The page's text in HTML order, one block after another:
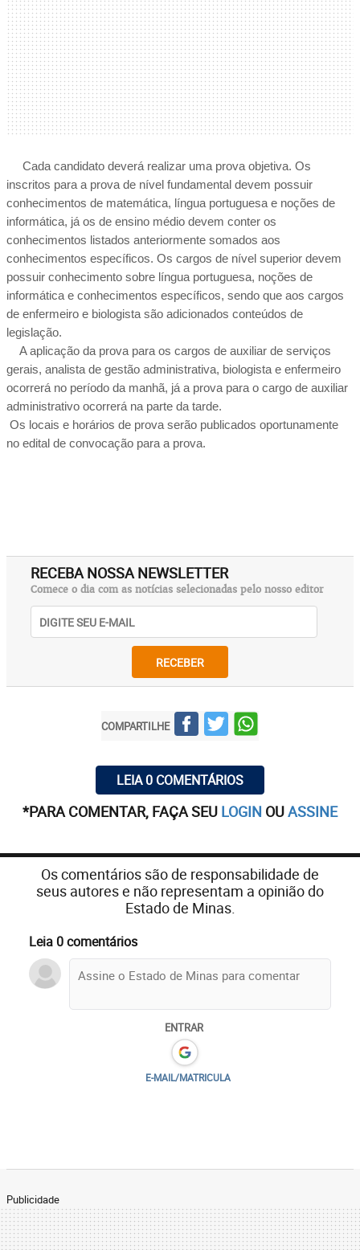
Cada candidato deverá realizar uma prova objetiva. Os
inscritos para a prova de nível fundamental devem possuir
conhecimentos de matemática, língua portuguesa e noções de
informática, já os de ensino médio devem conter os
conhecimentos listados anteriormente somados aos
conhecimentos específicos. Os cargos de nível superior devem
possuir conhecimento sobre língua portuguesa, noções de
informática e conhecimentos específicos, sendo que aos cargos
de enfermeiro e biologista são adicionados conteúdos de
legislação.
A aplicação da prova para os cargos de auxiliar de serviços
gerais, analista de gestão administrativa, biologista e enfermeiro
ocorrerá no período da manhã, já a prova para o cargo de auxiliar
administrativo ocorrerá na parte da tarde.
Os locais e horários de prova serão publicados oportunamente
no edital de convocação para a prova.
RECEBA NOSSA NEWSLETTER
Comece o dia com as notícias selecionadas pelo nosso editor
RECEBER
COMPARTILHE
LEIA 0 COMENTÁRIOS
*PARA COMENTAR, FAÇA SEU LOGIN OUASSINE
Os comentários são de responsabilidade de
seus autores e não representam a opinião do
Estado de Minas.
Leia 0 comentários
ENTRAR
E-MAIL/MATRICULA
Publicidade